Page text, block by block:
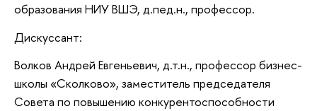
образования НИУ ВШЭ, д.пед.н., профессор.
Дискуссант:
Волков Андрей Евгеньевич, д.т.н., профессор бизнес-
школы «Сколково», заместитель председателя
Совета по повышению конкурентоспособности